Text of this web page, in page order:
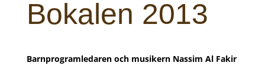
Bokalen 2013
Barnprogramledaren och musikern Nassim Al Fakir